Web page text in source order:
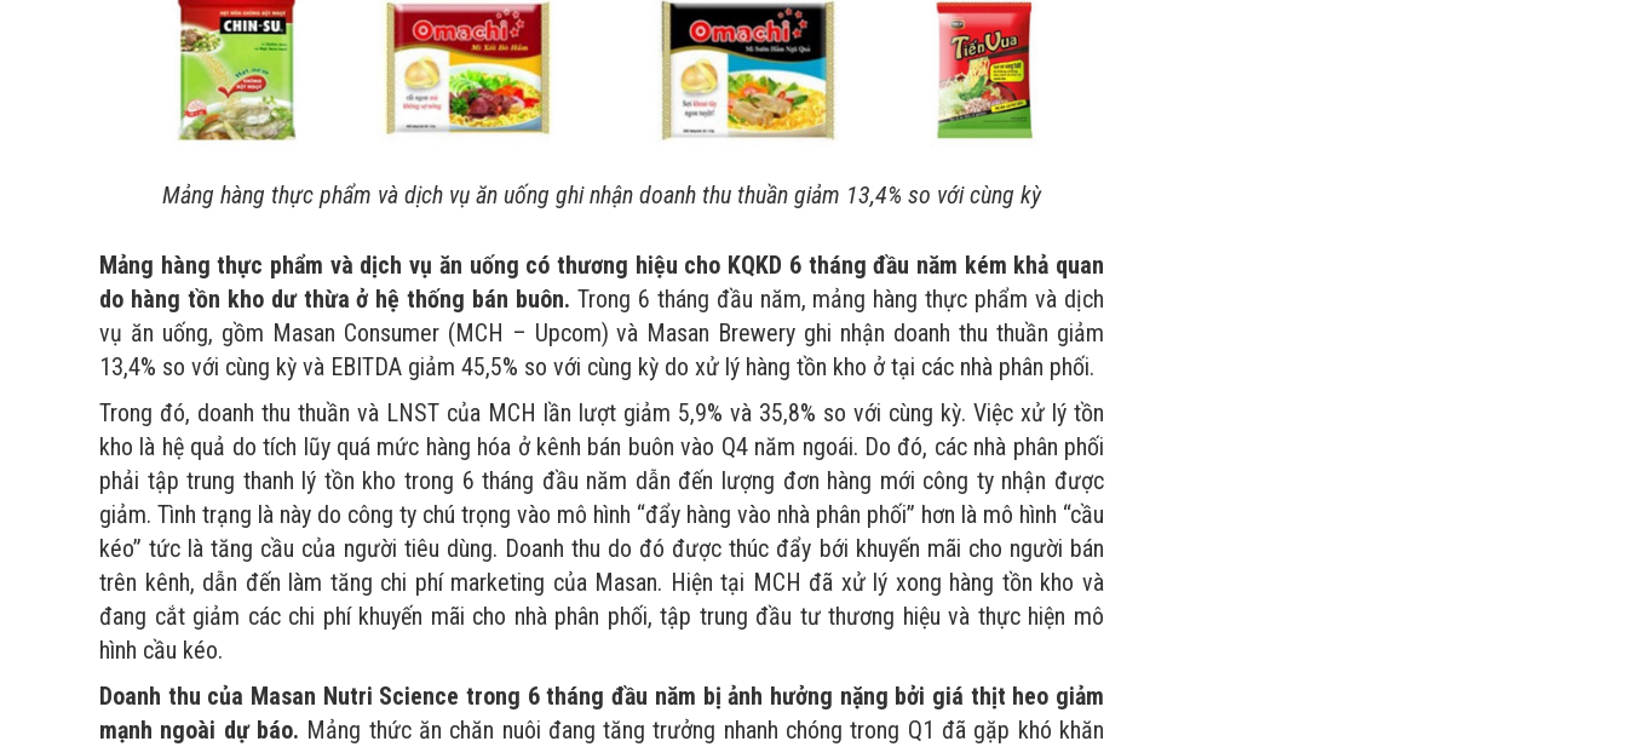
Mảng hàng thực phẩm và dịch vụ ăn uống ghi nhận doanh thu thuần giảm 13,4% so với cùng kỳ
Mảng hàng thực phẩm và dịch vụ ăn uống có thương hiệu cho KQKD 6 tháng đầu năm kém khả quan
do hàng tồn kho dư thừa ở hệ thống bán buôn. Trong 6 tháng đầu năm, mảng hàng thực phẩm và dịch
vụ ăn uống, gồm Masan Consumer (MCH – Upcom) và Masan Brewery ghi nhận doanh thu thuần giảm
13,4% so với cùng kỳ và EBITDA giảm 45,5% so với cùng kỳ do xử lý hàng tồn kho ở tại các nhà phân phối.
Trong đó, doanh thu thuần và LNST của MCH lần lượt giảm 5,9% và 35,8% so với cùng kỳ. Việc xử lý tồn
kho là hệ quả do tích lũy quá mức hàng hóa ở kênh bán buôn vào Q4 năm ngoái. Do đó, các nhà phân phối
phải tập trung thanh lý tồn kho trong 6 tháng đầu năm dẫn đến lượng đơn hàng mới công ty nhận được
giảm. Tình trạng là này do công ty chú trọng vào mô hình “đẩy hàng vào nhà phân phối” hơn là mô hình “cầu
kéo” tức là tăng cầu của người tiêu dùng. Doanh thu do đó được thúc đẩy bới khuyến mãi cho người bán
trên kênh, dẫn đến làm tăng chi phí marketing của Masan. Hiện tại MCH đã xử lý xong hàng tồn kho và
đang cắt giảm các chi phí khuyến mãi cho nhà phân phối, tập trung đầu tư thương hiệu và thực hiện mô
hình cầu kéo.
Doanh thu của Masan Nutri Science trong 6 tháng đầu năm bị ảnh hưởng nặng bởi giá thịt heo giảm
mạnh ngoài dự báo. Mảng thức ăn chăn nuôi đang tăng trưởng nhanh chóng trong Q1 đã gặp khó khăn